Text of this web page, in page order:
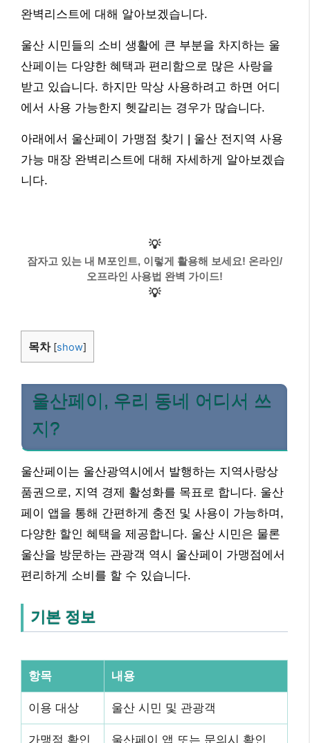
완벽리스트에 대해 알아보겠습니다.
울산 시민들의 소비 생활에 큰 부분을 차지하는 울
산페이는 다양한 혜택과 편리함으로 많은 사랑을
받고 있습니다. 하지만 막상 사용하려고 하면 어디
에서 사용 가능한지 헷갈리는 경우가 많습니다.
아래에서 울산페이 가맹점 찾기 | 울산 전지역 사용
가능 매장 완벽리스트에 대해 자세하게 알아보겠습
니다.
💡
잠자고 있는 내 M포인트, 이렇게 활용해 보세요! 온라인/
오프라인 사용법 완벽 가이드!
💡
목차 [show]
울산페이, 우리 동네 어디서 쓰
지?
울산페이는 울산광역시에서 발행하는 지역사랑상
품권으로, 지역 경제 활성화를 목표로 합니다. 울산
페이 앱을 통해 간편하게 충전 및 사용이 가능하며,
다양한 할인 혜택을 제공합니다. 울산 시민은 물론
울산을 방문하는 관광객 역시 울산페이 가맹점에서
편리하게 소비를 할 수 있습니다.
기본 정보
항목 내용
이용 대상 울산 시민 및 관광객
가맹점 확인 울산페이 앱 또는 문의시 확인